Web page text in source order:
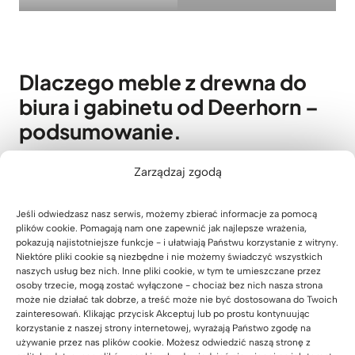
Zarządzaj zgodą
Jeśli odwiedzasz nasz serwis, możemy zbierać informacje za pomocą
plików cookie. Pomagają nam one zapewnić jak najlepsze wrażenia,
pokazują najistotniejsze funkcje - i ułatwiają Państwu korzystanie z witryny.
Niektóre pliki cookie są niezbędne i nie możemy świadczyć wszystkich
naszych usług bez nich. Inne pliki cookie, w tym te umieszczane przez
osoby trzecie, mogą zostać wyłączone - chociaż bez nich nasza strona
może nie działać tak dobrze, a treść może nie być dostosowana do Twoich
zainteresowań. Klikając przycisk Akceptuj lub po prostu kontynuując
korzystanie z naszej strony internetowej, wyrażają Państwo zgodę na
używanie przez nas plików cookie. Możesz odwiedzić naszą stronę z
i
a
b
a
t
e
m
2
7
0
x
Dlaczego meble z drewna do
biura i gabinetu od Deerhorn –
podsumowanie.
drewno ma bardzo wysoką twardość, dzięki temu
wnętrza
nasze meble są produkowane z materiałów
przyjaznych dla środowiska
oferujemy możliwość personalizacji naszych
mebli, co pozwala klientom na stworzenie biurka
idealnie dostosowanego do ich potrzeb i
wymagań